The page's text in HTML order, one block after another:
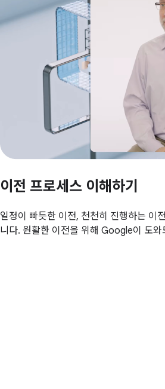
이전 프로세스 이해하기
일정이 빠듯한 이전, 천천히 진행하는 이
니다. 원활한 이전을 위해 Google이 도와